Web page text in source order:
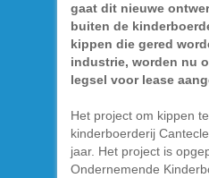
gaat dit nieuwe
buiten de
kippen die gered
industrie, worden nu
legsel voor lease
Het project om kippen
kinderboerderij
jaar. Het project is
Ondernemende